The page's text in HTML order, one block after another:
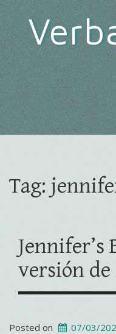
Tag:
Jennifer’s
versión de
Posted on 07/03/